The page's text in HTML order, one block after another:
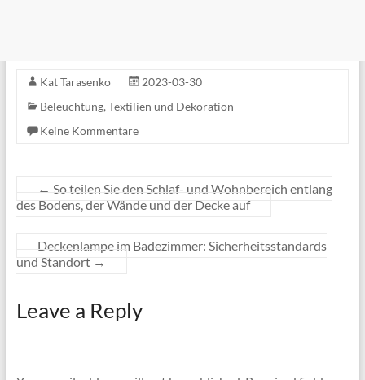
Kat Tarasenko
2023-03-30
Beleuchtung, Textilien und Dekoration
Keine Kommentare
← So teilen Sie den Schlaf- und Wohnbereich entlang
des Bodens, der Wände und der Decke auf
Deckenlampe im Badezimmer: Sicherheitsstandards
und Standort →
Leave a Reply